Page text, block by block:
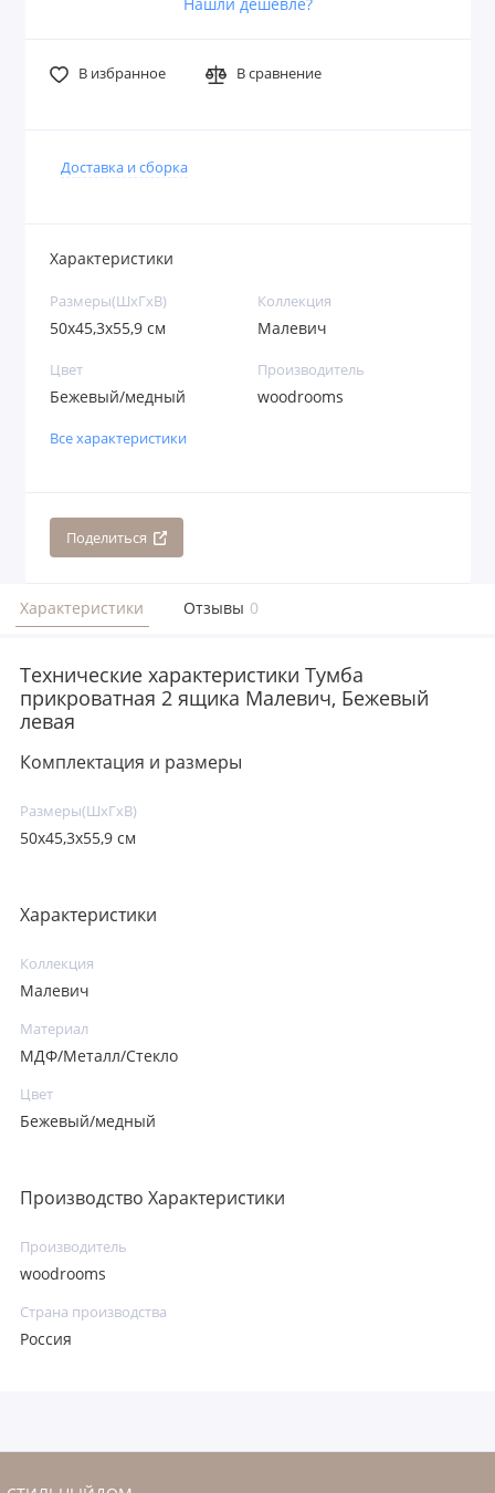
Нашли дешевле?
В избранное В сравнение
Доставка и сборка
Характеристики
Размеры(ШxГxВ)
50x45,3x55,9 см
Коллекция
Малевич
Цвет
Бежевый/медный
Производитель
woodrooms
Все характеристики
Поделиться
Характеристики Отзывы 0
Технические характеристики Тумба
прикроватная 2 ящика Малевич, Бежевый
левая
Комплектация и размеры
Размеры(ШxГxВ)
50x45,3x55,9 см
Характеристики
Коллекция
Малевич
Материал
МДФ/Металл/Стекло
Цвет
Бежевый/медный
Производство Характеристики
Производитель
woodrooms
Страна производства
Россия